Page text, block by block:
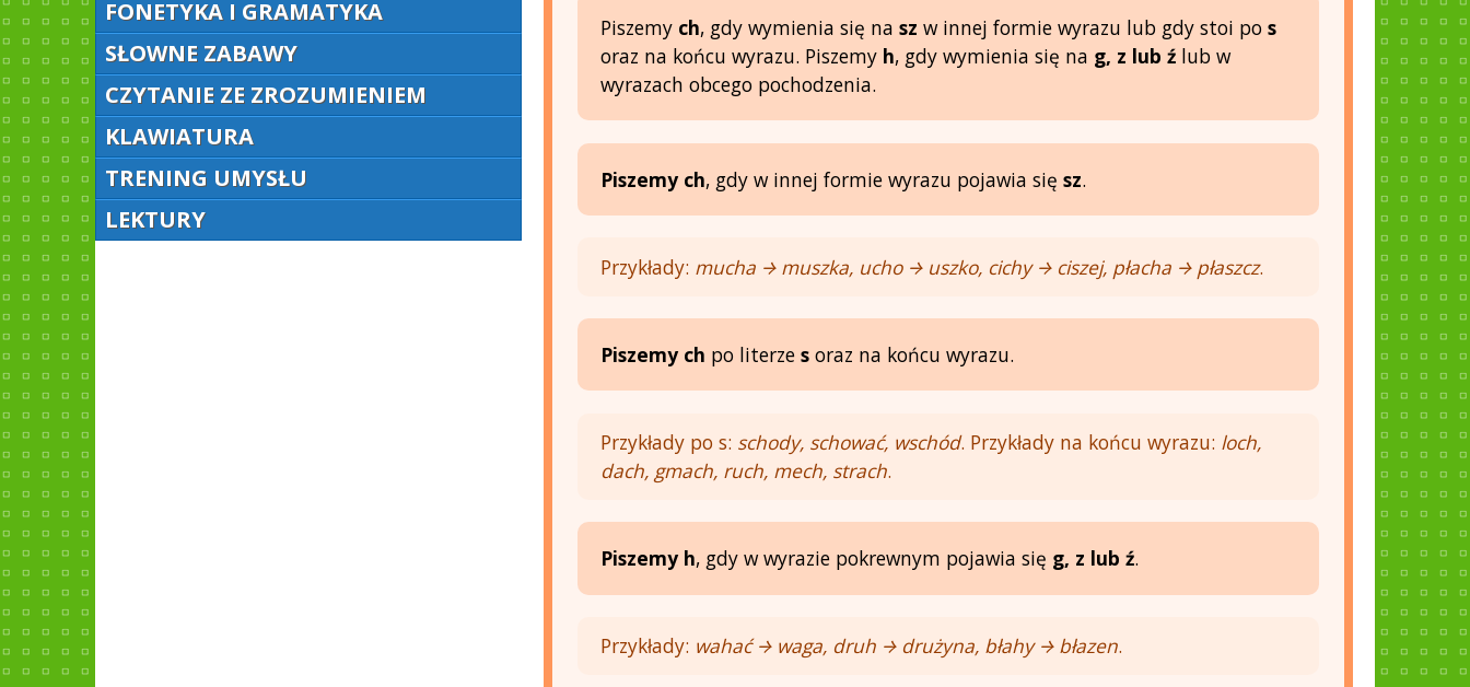
Piszemy ch, gdy wymienia się na sz w innej formie wyrazu lub gdy stoi po s
oraz na końcu wyrazu. Piszemy h, gdy wymienia się na g, z lub źlub w
wyrazach obcego pochodzenia.
Piszemy ch, gdy w innej formie wyrazu pojawia się sz.
Przykłady: mucha → muszka, ucho → uszko, cichy → ciszej, płacha → płaszcz.
Piszemy ch po literze soraz na końcu wyrazu.
Przykłady po s: schody, schować, wschód. Przykłady na końcu wyrazu: loch,
dach, gmach, ruch, mech, strach.
Piszemy h, gdy w wyrazie pokrewnym pojawia się g, z lub ź.
Przykłady: wahać → waga, druh → drużyna, błahy → błazen.
FONETYKA I GRAMATYKA
SŁOWNE ZABAWY
CZYTANIE ZE ZROZUMIENIEM
KLAWIATURA
TRENING UMYSŁU
LEKTURY